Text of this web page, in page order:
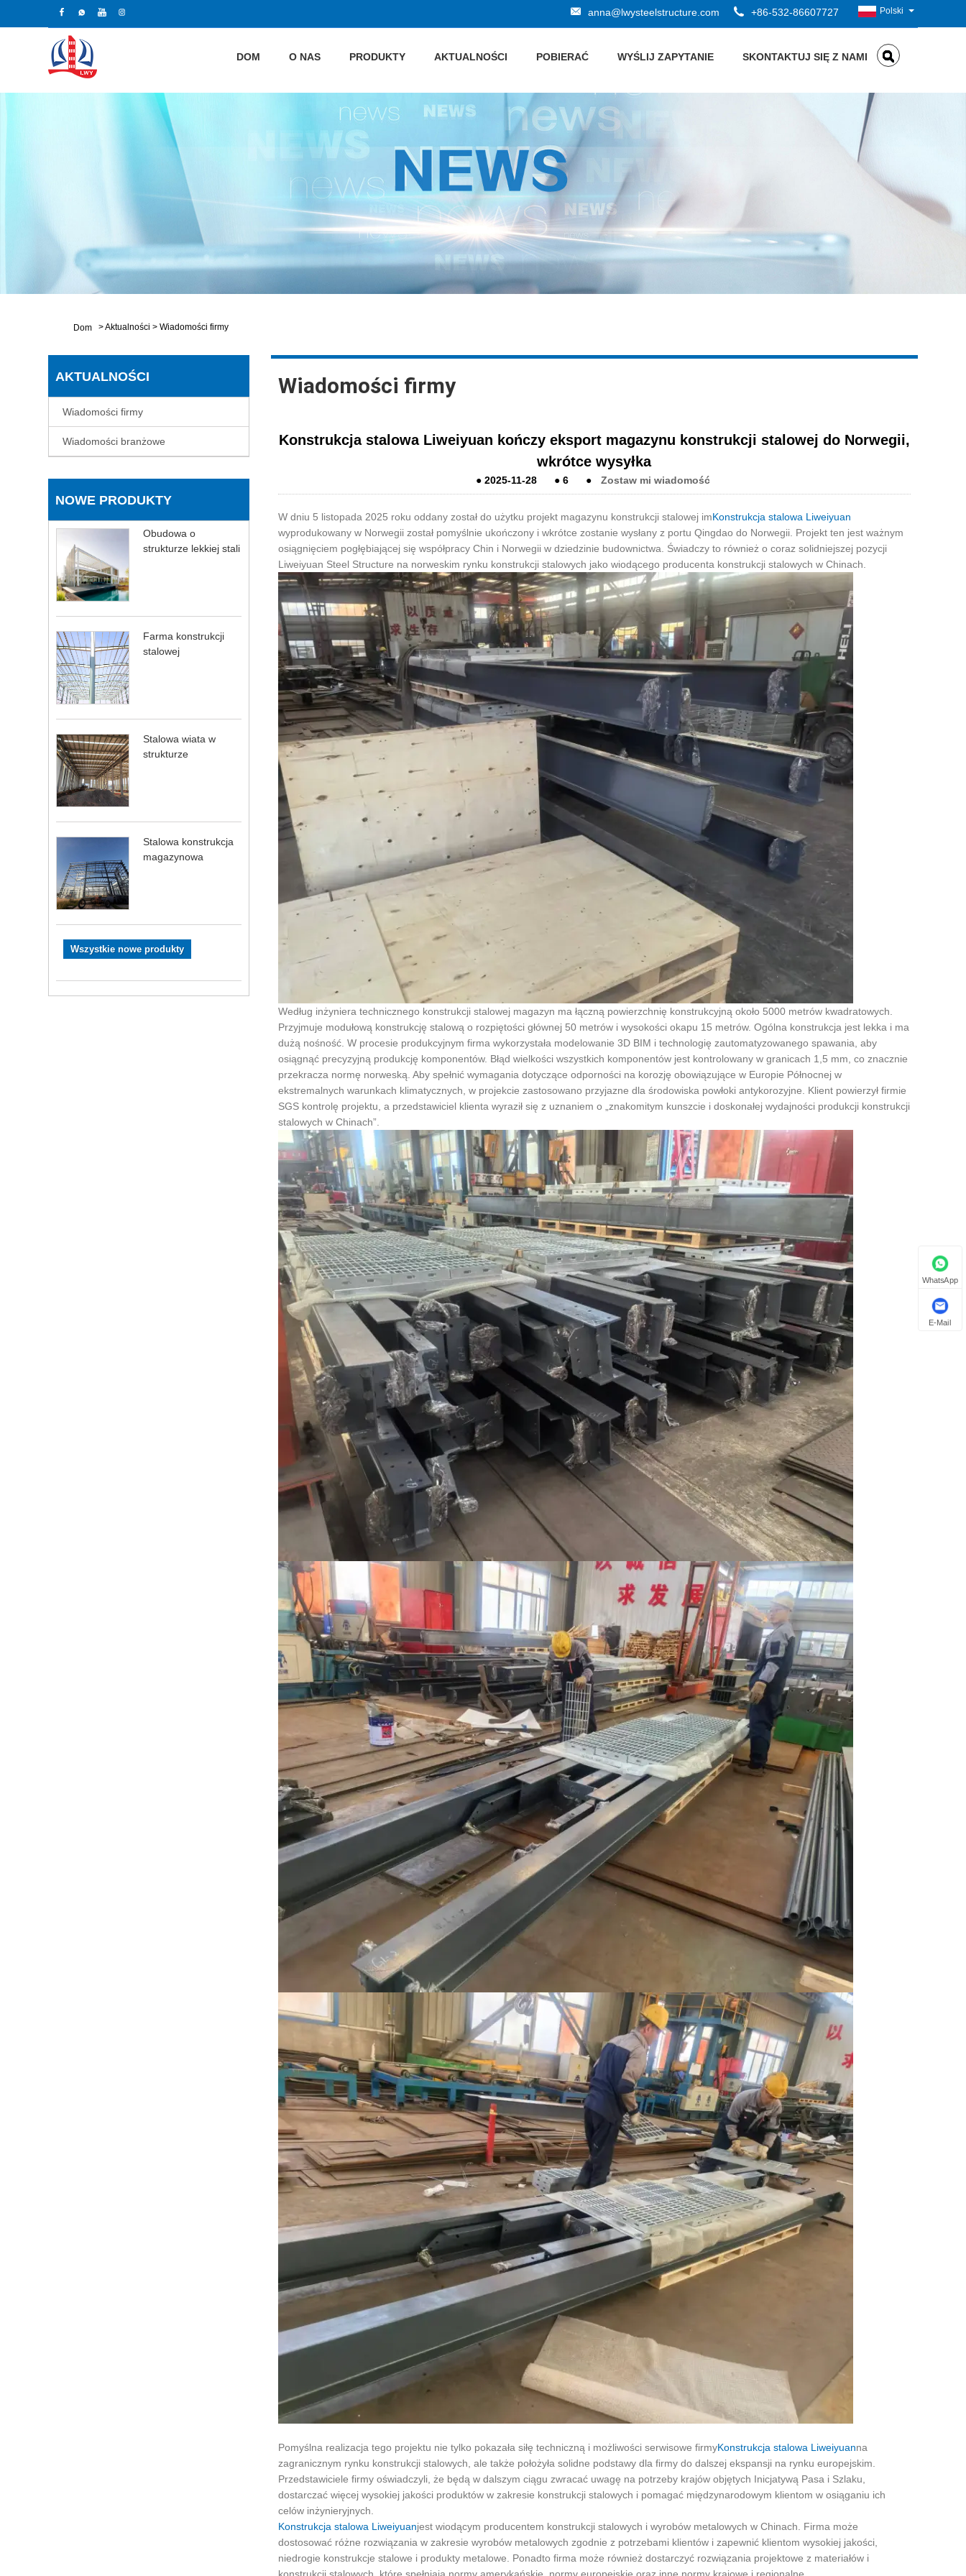
+86-532-86607727
anna@lwysteelstructure.com Polski
DOM O NAS PRODUKTY AKTUALNOŚCI POBIERAĆ WYŚLIJ ZAPYTANIE SKONTAKTUJ SIĘ Z NAMI
Dom >Aktualności > Wiadomości firmy
AKTUALNOŚCI
Wiadomości firmy
Wiadomości branżowe
NOWE PRODUKTY
Obudowa o
strukturze lekkiej stali
Farma konstrukcji
stalowej
Stalowa wiata w
strukturze
Stalowa konstrukcja
magazynowa
Wszystkie nowe produkty
Wiadomości firmy
Konstrukcja stalowa Liweiyuan kończy eksport magazynu konstrukcji stalowej do Norwegii,
wkrótce wysyłka
● 2025-11-28 ● 6 ● Zostaw mi wiadomość
W dniu 5 listopada 2025 roku oddany został do użytku projekt magazynu konstrukcji stalowej imKonstrukcja stalowa Liweiyuan
wyprodukowany w Norwegii został pomyślnie ukończony i wkrótce zostanie wysłany z portu Qingdao do Norwegii. Projekt ten jest ważnym
osiągnięciem pogłębiającej się współpracy Chin i Norwegii w dziedzinie budownictwa. Świadczy to również o coraz solidniejszej pozycji
Liweiyuan Steel Structure na norweskim rynku konstrukcji stalowych jako wiodącego producenta konstrukcji stalowych w Chinach.
Według inżyniera technicznego konstrukcji stalowej magazyn ma łączną powierzchnię konstrukcyjną około 5000 metrów kwadratowych.
Przyjmuje modułową konstrukcję stalową o rozpiętości głównej 50 metrów i wysokości okapu 15 metrów. Ogólna konstrukcja jest lekka i ma
dużą nośność. W procesie produkcyjnym firma wykorzystała modelowanie 3D BIM i technologię zautomatyzowanego spawania, aby
osiągnąć precyzyjną produkcję komponentów. Błąd wielkości wszystkich komponentów jest kontrolowany w granicach 1,5 mm, co znacznie
przekracza normę norweską. Aby spełnić wymagania dotyczące odporności na korozję obowiązujące w Europie Północnej w
ekstremalnych warunkach klimatycznych, w projekcie zastosowano przyjazne dla środowiska powłoki antykorozyjne. Klient powierzył firmie
SGS kontrolę projektu, a przedstawiciel klienta wyraził się z uznaniem o „znakomitym kunszcie i doskonałej wydajności produkcji konstrukcji
stalowych w Chinach”.
Pomyślna realizacja tego projektu nie tylko pokazała siłę techniczną i możliwości serwisowe firmyKonstrukcja stalowa Liweiyuanna
zagranicznym rynku konstrukcji stalowych, ale także położyła solidne podstawy dla firmy do dalszej ekspansji na rynku europejskim.
Przedstawiciele firmy oświadczyli, że będą w dalszym ciągu zwracać uwagę na potrzeby krajów objętych Inicjatywą Pasa i Szlaku,
dostarczać więcej wysokiej jakości produktów w zakresie konstrukcji stalowych i pomagać międzynarodowym klientom w osiąganiu ich
celów inżynieryjnych.
Konstrukcja stalowa Liweiyuanjest wiodącym producentem konstrukcji stalowych i wyrobów metalowych w Chinach. Firma może
dostosować różne rozwiązania w zakresie wyrobów metalowych zgodnie z potrzebami klientów i zapewnić klientom wysokiej jakości,
niedrogie konstrukcje stalowe i produkty metalowe. Ponadto firma może również dostarczyć rozwiązania projektowe z materiałów i
WhatsApp
E-Mail